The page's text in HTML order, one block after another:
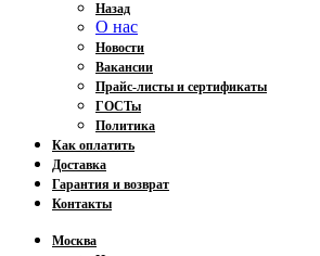
Назад
О нас
Новости
Вакансии
Прайс-листы и сертификаты
ГОСТы
Политика
Как оплатить
Доставка
Гарантия и возврат
Контакты
Москва